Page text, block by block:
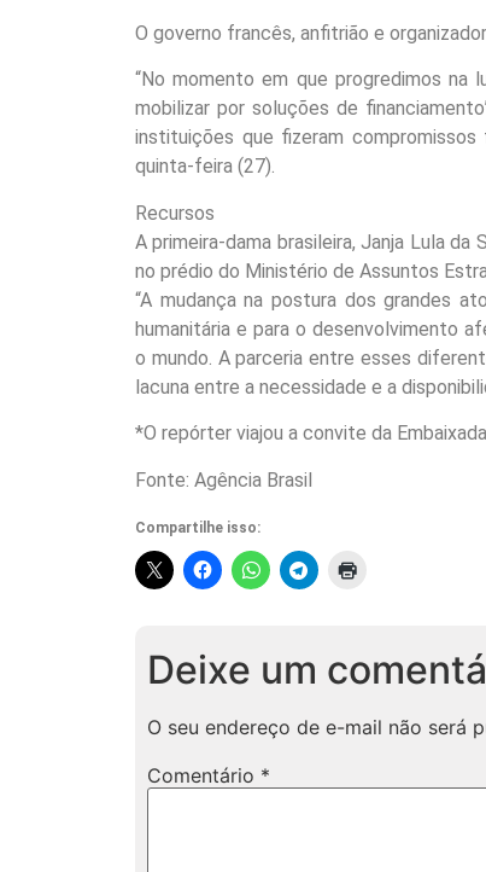
O governo francês, anfitrião e
“No momento em que progredimos
mobilizar por soluções de
instituições que fizeram
quinta-feira (27).
Recursos
A primeira-dama brasileira, Janja Lula
no prédio do Ministério de Assuntos
“A mudança na postura dos grandes
humanitária e para o desenvolvimento
o mundo. A parceria entre esses
lacuna entre a necessidade e a
*O repórter viajou a convite da
Fonte: Agência Brasil
Compartilhe isso:
Deixe um
O seu endereço de e-mail não será
Comentário *